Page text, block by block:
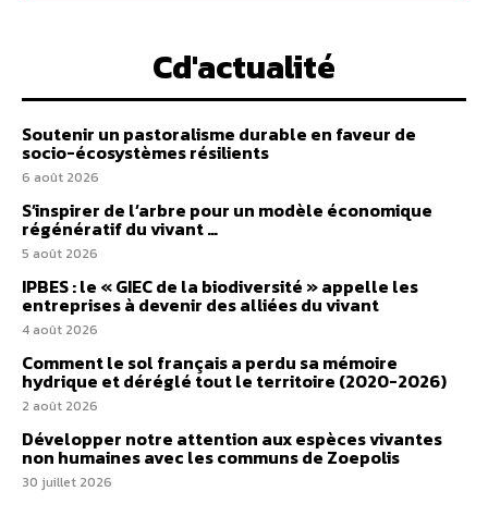
Cd'actualité
Soutenir un pastoralisme durable en faveur de
socio-écosystèmes résilients
6 août 2026
S’inspirer de l’arbre pour un modèle économique
régénératif du vivant …
5 août 2026
IPBES : le « GIEC de la biodiversité » appelle les
entreprises à devenir des alliées du vivant
4 août 2026
Comment le sol français a perdu sa mémoire
hydrique et déréglé tout le territoire (2020-2026)
2 août 2026
Développer notre attention aux espèces vivantes
non humaines avec les communs de Zoepolis
30 juillet 2026